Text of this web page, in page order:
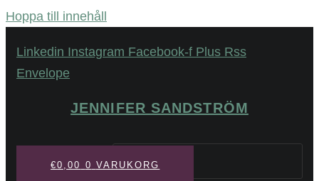
Hoppa till innehåll
Linkedin Instagram Facebook-f Plus Rss
Envelope
JENNIFER SANDSTRÖM
Sök
€0,00 0 VARUKORG